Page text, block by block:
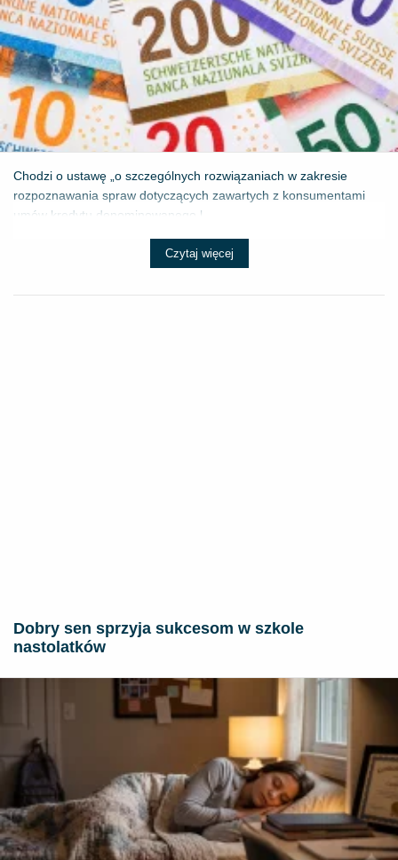
Chodzi o ustawę „o szczególnych rozwiązaniach w zakresie
rozpoznawania spraw dotyczących zawartych z konsumentami
umów kredytu denominowanego l...
Czytaj więcej
Dobry sen sprzyja sukcesom w szkole
nastolatków